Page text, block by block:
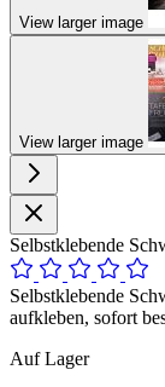
View larger image
View larger image
Selbstklebende
Selbstklebende
aufkleben, sofort
Auf Lager